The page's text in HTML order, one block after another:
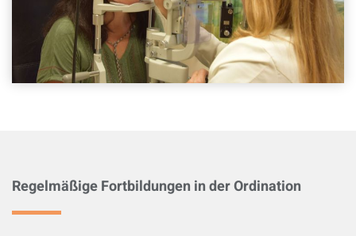
Regelmäßige Fortbildungen in der Ordination